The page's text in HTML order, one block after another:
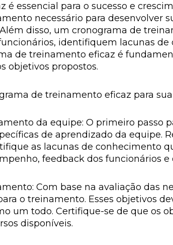
essencial para o sucesso e
necessário para desenvolver
disso, um cronograma de
identifiquem lacunas
de treinamento eficaz é
objetivos propostos.
de treinamento eficaz para
da equipe: O primeiro passo
de aprendizado da equipe.
as lacunas de conhecimento
feedback dos funcionários e
Com base na avaliação das
o treinamento. Esses objetivos
um todo. Certifique-se de que os
disponíveis.